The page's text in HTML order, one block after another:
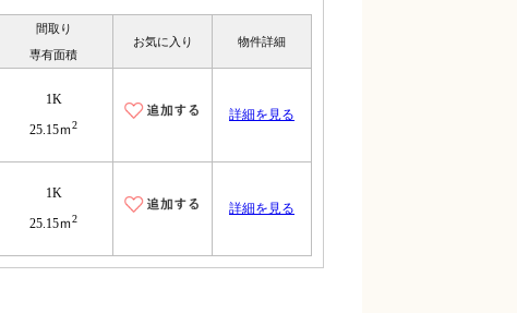
間取り
専有面積
お気に入り 物件詳細
1K
25.15ｍ2
詳細を見る
1K
25.15ｍ2
詳細を見る